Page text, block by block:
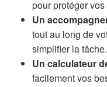
pour protéger
Un
tout au long de
simplifier la tâche.
Un calculateur
facilement vos